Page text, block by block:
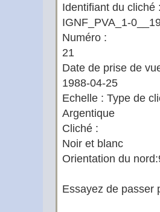
Identifiant du cliché
IGNF_PVA_1-
Numéro :
21
Date de prise de
1988-04-25
Echelle : Type de
Argentique
Cliché :
Noir et blanc
Orientation du
Essayez de passer